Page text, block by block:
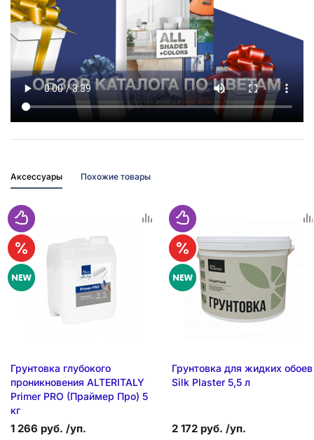
Аксессуары Похожие товары
Грунтовка глубокого
проникновения ALTERITALY
Primer PRO (Праймер Про) 5
кг
1 266 руб. /уп.
Грунтовка для жидких обоев
Silk Plaster 5,5 л
2 172 руб. /уп.